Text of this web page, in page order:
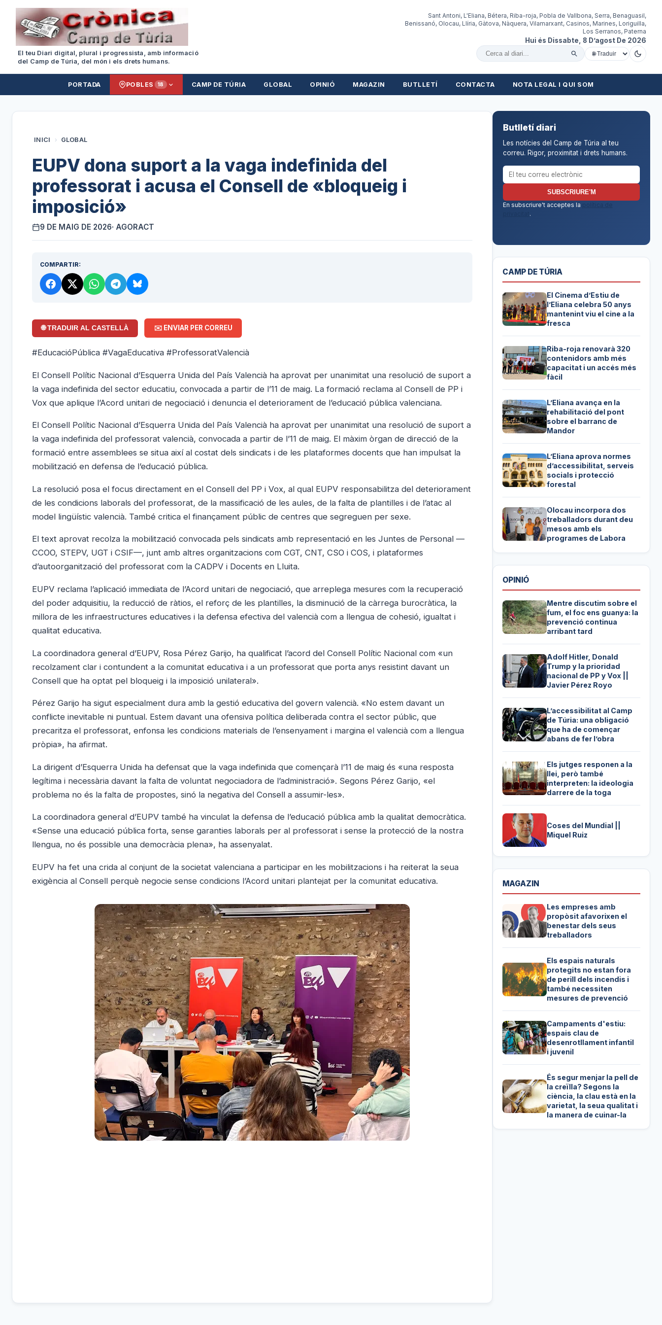
El teu Diari digital, plural i progressista, amb informació
del Camp de Túria, del món i els drets humans.
Sant Antoni, L'Eliana, Bétera, Riba-roja, Pobla de Vallbona, Serra, Benaguasil,
Benissanó, Olocau, Llíria, Gàtova, Nàquera, Vilamarxant, Casinos, Marines, Loriguilla,
Los Serranos, Paterna
Hui és Dissabte, 8 D’agost De 2026
Cercar al diari
PORTADA POBLES 18 CAMP DE TÚRIA GLOBAL OPINIÓ MAGAZIN BUTLLETÍ CONTACTA NOTA LEGAL I QUI SOM
INICI › GLOBAL
EUPV dona suport a la vaga indefinida del
professorat i acusa el Consell de «bloqueig i
imposició»
9 DE MAIG DE 2026· AGORACT
COMPARTIR:
🌐 TRADUIR AL CASTELLÀ ✉️ ENVIAR PER CORREU
#EducacióPública #VagaEducativa #ProfessoratValencià
El Consell Polític Nacional d’Esquerra Unida del País Valencià ha aprovat per unanimitat una resolució de suport a
la vaga indefinida del sector educatiu, convocada a partir de l’11 de maig. La formació reclama al Consell de PP i
Vox que aplique l’Acord unitari de negociació i denuncia el deteriorament de l’educació pública valenciana.
El Consell Polític Nacional d’Esquerra Unida del País Valencià ha aprovat per unanimitat una resolució de suport a
la vaga indefinida del professorat valencià, convocada a partir de l’11 de maig. El màxim òrgan de direcció de la
formació entre assemblees se situa així al costat dels sindicats i de les plataformes docents que han impulsat la
mobilització en defensa de l’educació pública.
La resolució posa el focus directament en el Consell del PP i Vox, al qual EUPV responsabilitza del deteriorament
de les condicions laborals del professorat, de la massificació de les aules, de la falta de plantilles i de l’atac al
model lingüístic valencià. També critica el finançament públic de centres que segreguen per sexe.
El text aprovat recolza la mobilització convocada pels sindicats amb representació en les Juntes de Personal —
CCOO, STEPV, UGT i CSIF—, junt amb altres organitzacions com CGT, CNT, CSO i COS, i plataformes
d’autoorganització del professorat com la CADPV i Docents en Lluita.
EUPV reclama l’aplicació immediata de l’Acord unitari de negociació, que arreplega mesures com la recuperació
del poder adquisitiu, la reducció de ràtios, el reforç de les plantilles, la disminució de la càrrega burocràtica, la
millora de les infraestructures educatives i la defensa efectiva del valencià com a llengua de cohesió, igualtat i
qualitat educativa.
La coordinadora general d’EUPV, Rosa Pérez Garijo, ha qualificat l’acord del Consell Polític Nacional com «un
recolzament clar i contundent a la comunitat educativa i a un professorat que porta anys resistint davant un
Consell que ha optat pel bloqueig i la imposició unilateral».
Pérez Garijo ha sigut especialment dura amb la gestió educativa del govern valencià. «No estem davant un
conflicte inevitable ni puntual. Estem davant una ofensiva política deliberada contra el sector públic, que
precaritza el professorat, enfonsa les condicions materials de l’ensenyament i margina el valencià com a llengua
pròpia», ha afirmat.
La dirigent d’Esquerra Unida ha defensat que la vaga indefinida que començarà l’11 de maig és «una resposta
legítima i necessària davant la falta de voluntat negociadora de l’administració». Segons Pérez Garijo, «el
problema no és la falta de propostes, sinó la negativa del Consell a assumir-les».
La coordinadora general d’EUPV també ha vinculat la defensa de l’educació pública amb la qualitat democràtica.
«Sense una educació pública forta, sense garanties laborals per al professorat i sense la protecció de la nostra
llengua, no és possible una democràcia plena», ha assenyalat.
EUPV ha fet una crida al conjunt de la societat valenciana a participar en les mobilitzacions i ha reiterat la seua
exigència al Consell perquè negocie sense condicions l’Acord unitari plantejat per la comunitat educativa.
Butlletí diari
Les notícies del Camp de Túria al teu
correu. Rigor, proximitat i drets humans.
Correu electrònic per al butlletí
SUBSCRIURE'M
En subscriure't acceptes la
política de
.
CAMP DE TÚRIA
El Cinema d’Estiu de
l’Eliana celebra 50 anys
mantenint viu el cine a la
fresca
Riba-roja renovarà 320
contenidors amb més
capacitat i un accés més
fàcil
L’Eliana avança en la
rehabilitació del pont
sobre el barranc de
Mandor
L’Eliana aprova normes
d’accessibilitat, serveis
socials i protecció
forestal
Olocau incorpora dos
treballadors durant deu
mesos amb els
programes de Labora
OPINIÓ
Mentre discutim sobre el
fum, el foc ens guanya: la
prevenció continua
arribant tard
Adolf Hitler, Donald
Trump y la prioridad
nacional de PP y Vox ||
Javier Pérez Royo
L’accessibilitat al Camp
de Túria: una obligació
que ha de començar
abans de fer l’obra
Els jutges responen a la
llei, però també
interpreten: la ideologia
darrere de la toga
Coses del Mundial ||
Miquel Ruiz
MAGAZIN
Les empreses amb
propòsit afavorixen el
benestar dels seus
treballadors
Els espais naturals
protegits no estan fora
de perill dels incendis i
també necessiten
mesures de prevenció
Campaments d'estiu:
espais clau de
desenrotllament infantil
i juvenil
És segur menjar la pell de
la creïlla? Segons la
ciència, la clau està en la
varietat, la seua qualitat i
la manera de cuinar-la